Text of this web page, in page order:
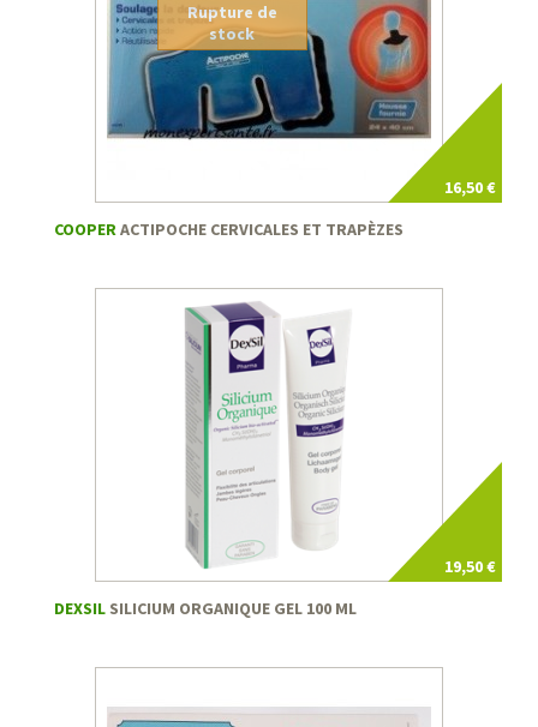
16,50 €
Rupture de
stock
COOPERACTIPOCHE CERVICALES ET TRAPÈZES
19,50 €
DEXSIL SILICIUM ORGANIQUE GEL 100 ML